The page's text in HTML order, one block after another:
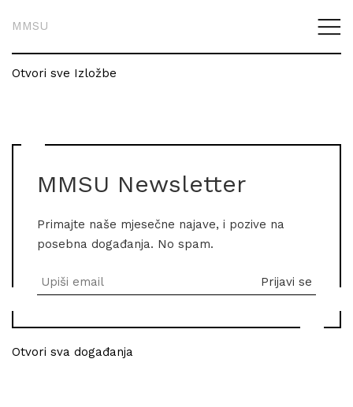
MMSU
Otvori sve Izložbe
MMSU Newsletter
Primajte naše mjesečne najave, i pozive na
posebna događanja. No spam.
Otvori sva događanja